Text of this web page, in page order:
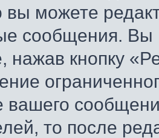
можете
сообщения. Вы
нажав кнопку
вашего
то после